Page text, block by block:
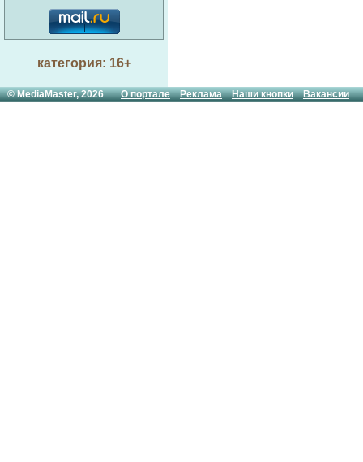
категория: 16+
© MediaMaster, 2026О портале Реклама Наши кнопки Вакансии